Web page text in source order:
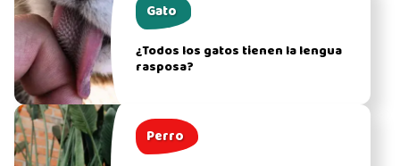
Gato
¿Todos los gatos tienen la lengua
rasposa?
Perro